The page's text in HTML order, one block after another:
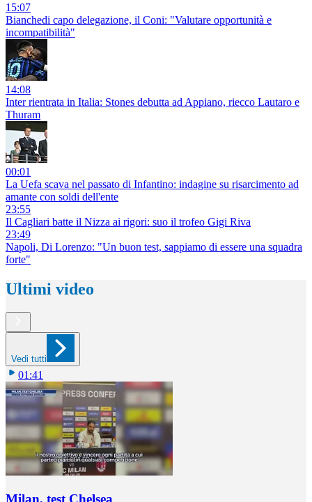
15:07
Bianchedi capo delegazione, il Coni: "Valutare opportunità e
incompatibilità"
14:08
Inter rientrata in Italia: Stones debutta ad Appiano, riecco Lautaro e
Thuram
00:01
La Uefa scava nel passato di Infantino: indagine su risarcimento ad
amante con soldi dell'ente
23:55
Il Cagliari batte il Nizza ai rigori: suo il trofeo Gigi Riva
23:49
Napoli, Di Lorenzo: "Un buon test, sappiamo di essere una squadra
forte"
Ultimi video
Vedi tutti
01:41
Milan, test Chelsea